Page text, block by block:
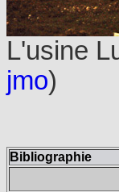
L'usine
jmo)
Bibliographie